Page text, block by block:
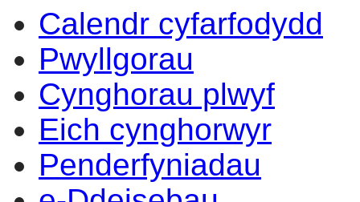
Calendr cyfarfodydd
Pwyllgorau
Cynghorau plwyf
Eich cynghorwyr
Penderfyniadau